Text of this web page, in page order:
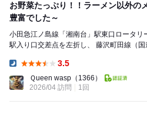
お野菜たっぷり！！ラーメン以外の
豊富でした～
小田急江ノ島線「湘南台」駅東口ロータリ
駅入り口交差点を左折し、 藤沢町田線（国道４６７号）を進んですぐの
3.5
Ｑueen wasp （1366）
2026/04 訪問
1回